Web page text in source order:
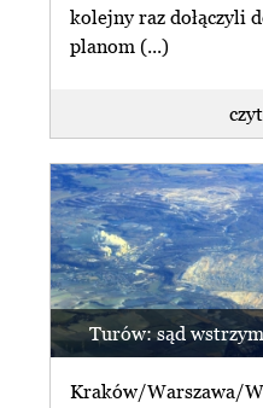
kolejny raz dołączyli
planom (...)
Turów: sąd
Kraków/Warszawa/